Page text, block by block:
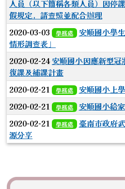
人員（以下簡稱各類人員）因停
假規定，請查照並配合辦理
2020-03-03
學務處
安順國小學
情形調查表」
2020-02-24安順國小因應新型冠
復課及補課計畫
2020-02-21 學務處
安順國小上
2020-02-21 學務處
安順國小給
2020-02-21
學務處
臺南市政府
源分享